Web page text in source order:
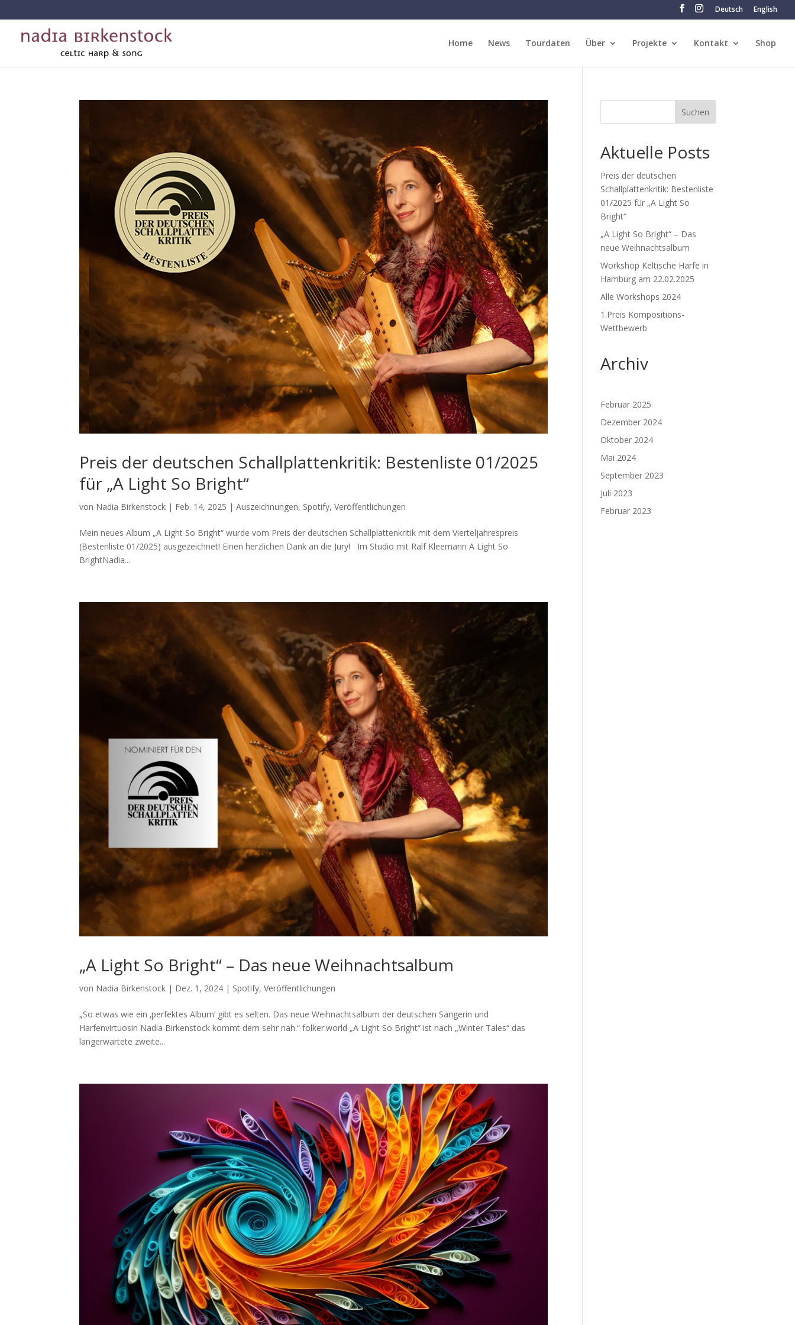
Deutsch English
Home News Tourdaten Über Projekte Kontakt Shop
Preis der deutschen Schallplattenkritik: Bestenliste 01/2025
für „A Light So Bright“
von Nadia Birkenstock | Feb. 14, 2025 |Auszeichnungen, Spotify,Veröffentlichungen
Mein neues Album „A Light So Bright“ wurde vom Preis der deutschen Schallplattenkritik mit dem Vierteljahrespreis
(Bestenliste 01/2025) ausgezeichnet! Einen herzlichen Dank an die Jury! Im Studio mit Ralf Kleemann A Light So
BrightNadia...
„A Light So Bright“ – Das neue Weihnachtsalbum
von Nadia Birkenstock | Dez. 1, 2024 | Spotify,Veröffentlichungen
„So etwas wie ein ‚perfektes Album‘ gibt es selten. Das neue Weihnachtsalbum der deutschen Sängerin und
Harfenvirtuosin Nadia Birkenstock kommt dem sehr nah.“ folker.world „A Light So Bright“ ist nach „Winter Tales“ das
langerwartete zweite...
Suchen
Aktuelle Posts
Preis der deutschen
Schallplattenkritik: Bestenliste
01/2025 für „A Light So
Bright“
„A Light So Bright“ – Das
neue Weihnachtsalbum
Workshop Keltische Harfe in
Hamburg am 22.02.2025
Alle Workshops 2024
1.Preis Kompositions-
Wettbewerb
Archiv
Februar 2025
Dezember 2024
Oktober 2024
Mai 2024
September 2023
Juli 2023
Februar 2023